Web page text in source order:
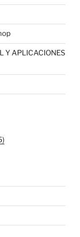
Y APLICACIONES